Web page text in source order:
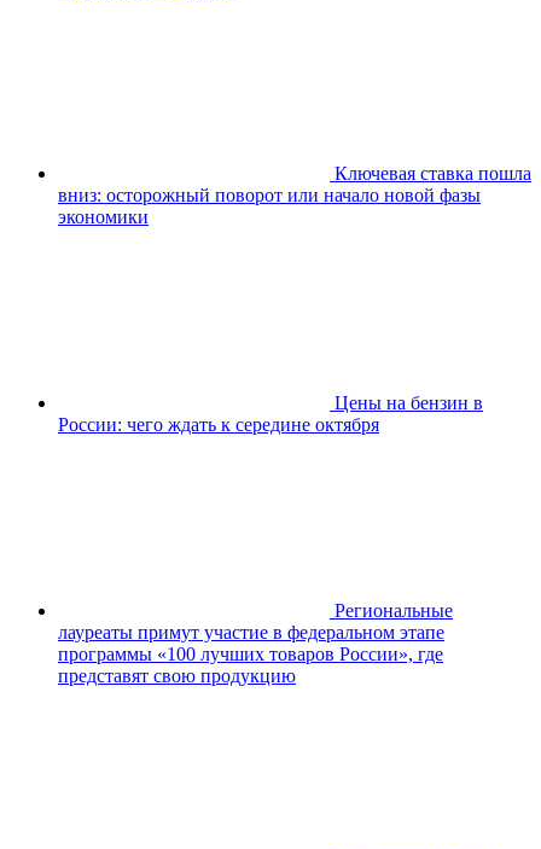
Ключевая ставка пошла
вниз: осторожный поворот или начало новой фазы
экономики
Цены на бензин в
России: чего ждать к середине октября
Региональные
лауреаты примут участие в федеральном этапе
программы «100 лучших товаров России», где
представят свою продукцию